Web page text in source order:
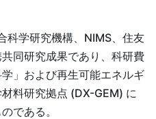
科学研究機構、NIMS、住友
同研究成果であり、科研費
」および再生可能エネルギ
料研究拠点 (DX-GEM) に
である。